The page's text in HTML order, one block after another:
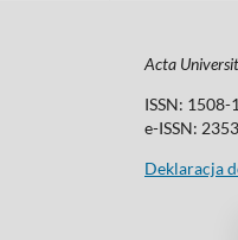
Acta
ISSN: 1508-
e-ISSN:
Deklaracja